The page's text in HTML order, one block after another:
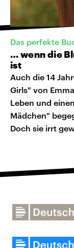
Das perfekte
… wenn die
ist
Auch die 14
Girls" von
Leben und
Mädchen"
Doch sie irrt